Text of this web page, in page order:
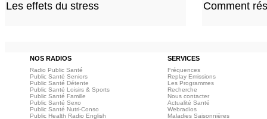
Les effets du stress Comment
NOS RADIOS SERVICES
Radio Public Santé
Public Santé Seniors
Public Santé Détente
Public Santé Loisirs & Sports
Public Santé Famille
Public Santé Sexo
Public Santé Nutri-Conso
Public Health Radio English
Fréquences
Replay Emissions
Les Programmes
Recherche
Nous contacter
Actualité Santé
Webradios
Maladies Saisonnières